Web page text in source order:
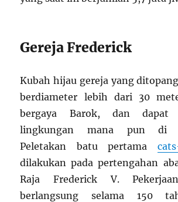
Gereja Frederick
Kubah hijau gereja yang
berdiameter lebih dari 30
bergaya Barok, dan
lingkungan mana pun di
Peletakan batu pertama
dilakukan pada pertengahan
Raja Frederick V.
berlangsung selama 150